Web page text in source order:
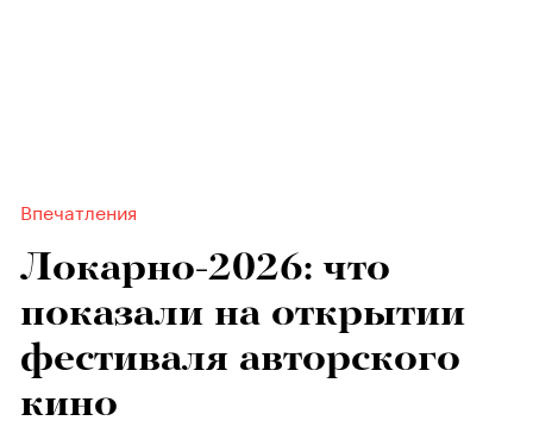
Впечатления
Локарно-2026: что
показали на открытии
фестиваля авторского
кино